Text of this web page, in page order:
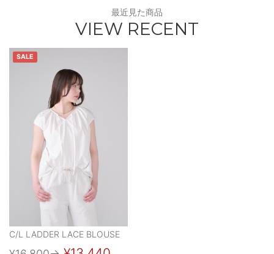
最近見た商品
VIEW RECENT
SALE
C/L LADDER LACE BLOUSE